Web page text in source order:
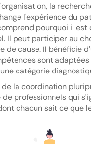
la
l'expérience du
pourquoi il est
Il peut participer au
de cause. Il bénéficie
sont
catégorie
de la coordination
de professionnels qui
chacun sait ce que